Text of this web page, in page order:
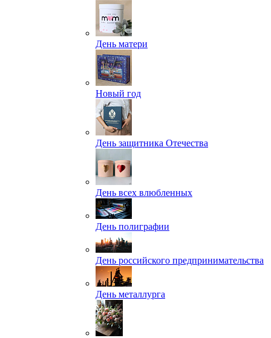
День матери
Новый год
День защитника Отечества
День всех влюбленных
День полиграфии
День российского предпринимательства
День металлурга